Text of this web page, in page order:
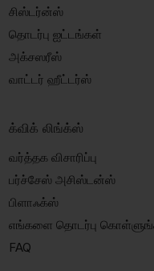
சிஸ்டர்ன்ஸ்
தொடர்பு ஐட்டங்கள்
அக்சஸரீஸ்
வாட்டர் ஹீட்டர்ஸ்
க்விக் லிங்க்ஸ்
வர்த்தக விசாரிப்பு
பர்ச்சேஸ் அசிஸ்டன்ஸ்
பிளாஃக்ஸ்
எங்களை தொடர்பு
FAQ